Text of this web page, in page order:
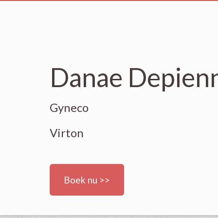
Danae
Gyneco
Virton
Boek nu >>